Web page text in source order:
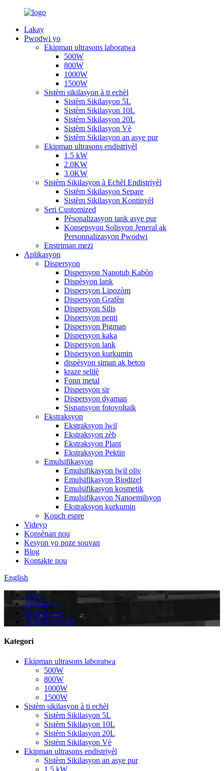
Lakay
Pwodwi yo
Ekipman ultrasons laboratwa
500W
800W
1000W
1500W
Sistèm sikilasyon à ti echèl
Sistèm Sikilasyon 5L
Sistèm Sikilasyon 10L
Sistèm Sikilasyon 20L
Sistèm Sikilasyon Vè
Sistèm Sikilasyon an asye pur
Ekipman ultrasons endistriyèl
1.5 kW
2.0KW
3.0KW
Sistèm Sikilasyon à Echèl Endistriyèl
Sistèm Sikilasyon Separe
Sistèm Sikilasyon Kontinyèl
Seri Customized
Pèsonalizasyon tank asye pur
Konsepsyon Solisyon Jeneral ak
Personnalizasyon Pwodwi
Enstriman mezi
Aplikasyon
Dispersyon
Dispersyon Nanotub Kabòn
Dispèsyon lank
Dispersyon Lipozòm
Dispersyon Grafèn
Dispersyon Silis
Dispersyon penti
Dispersyon Pigman
Dispersyon kaka
Dispersyon lank
Dispersyon kurkumin
dispèsyon siman ak beton
kraze selilè
Fonn metal
Dispersyon sir
Dispersyon dyaman
Sispansyon fotovoltaik
Ekstraksyon
Ekstraksyon lwil
Ekstraksyon zèb
Ekstraksyon Plant
Ekstraksyon Pektin
Emulsifikasyon
Emulsifikasyon lwil oliv
Emulsifikasyon Biodizel
Emulsifikasyon kosmetik
Emulsifikasyon Nanoemilsyon
Ekstraksyon kurkumin
Kouch espre
Videyo
Konsènan nou
Kesyon yo poze souvan
Blog
Kontakte nou
English
Lakay
Aplikasyon
Ekstraksyon
Ekstraksyon zèb
Kategori
Ekipman ultrasons laboratwa
500W
800W
1000W
1500W
Sistèm sikilasyon à ti echèl
Sistèm Sikilasyon 5L
Sistèm Sikilasyon 10L
Sistèm Sikilasyon 20L
Sistèm Sikilasyon Vè
Ekipman ultrasons endistriyèl
Sistèm Sikilasyon an asye pur
1.5 kW